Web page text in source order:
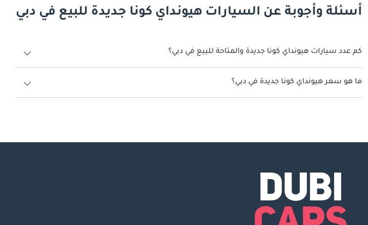
أسئلة وأجوبة عن السيارات هيونداي كونا جديدة للبيع في دبي
كم عدد سيارات هيونداي كونا جديدة والمتاحة للبيع في دبي؟
1 سيارة هيونداي كونا جديدة متوفرة للبيع في دبي.
ما هو سعر هيونداي كونا جديدة في دبي؟
يبدأ سعر سيارة هيونداي كونا جديدة في دبي TBD.